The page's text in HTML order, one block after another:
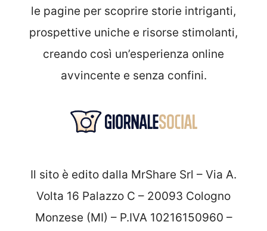
le pagine per scoprire storie intriganti,
prospettive uniche e risorse stimolanti,
creando così un’esperienza online
avvincente e senza confini.
Il sito è edito dalla MrShare Srl – Via A.
Volta 16 Palazzo C – 20093 Cologno
Monzese (MI) – P.IVA 10216150960 –